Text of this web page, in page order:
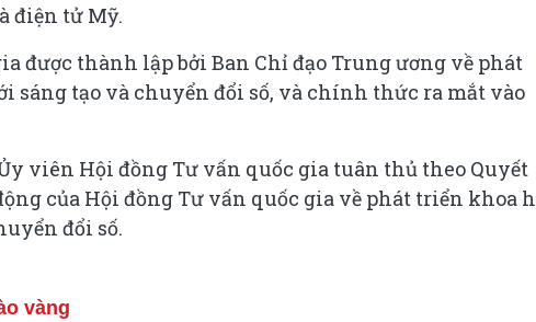
điện tử Mỹ.
được thành lập bởi Ban Chỉ đạo Trung ương về phát
sáng tạo và chuyển đổi số, và chính thức ra mắt vào
viên Hội đồng Tư vấn quốc gia tuân thủ theo Quyết
của Hội đồng Tư vấn quốc gia về phát triển khoa
đổi số.
vàng